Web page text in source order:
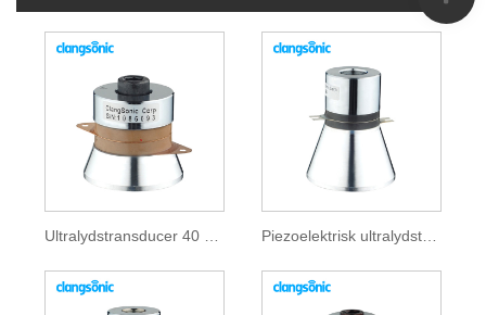
Ultralydstransducer 40 khz Piezoelektrisk ultralydstransducer